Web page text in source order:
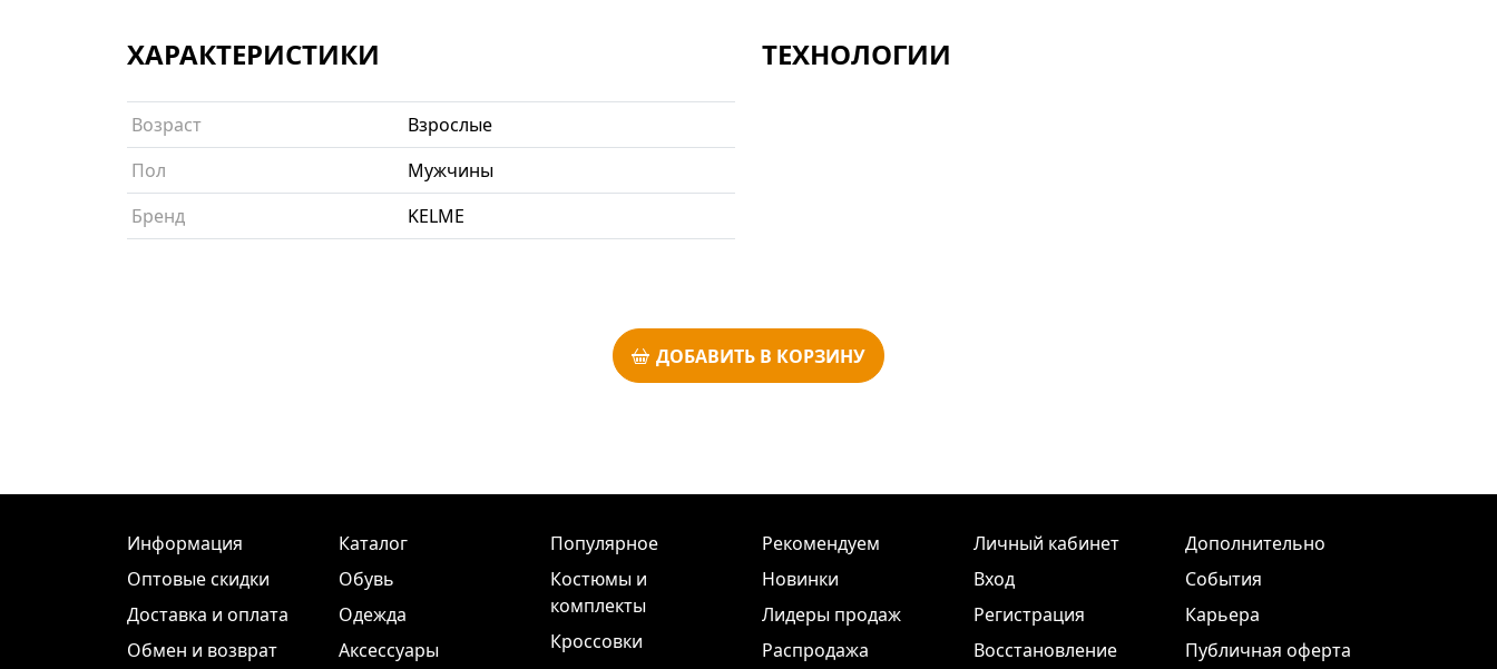
ХАРАКТЕРИСТИКИ
Возраст
Взрослые
Пол
Мужчины
Бренд
KELME
ТЕХНОЛОГИИ
ДОБАВИТЬ В КОРЗИНУ
Информация
Оптовые скидки
Доставка и оплата
Обмен и возврат
Каталог
Обувь
Одежда
Аксессуары
Популярное
Костюмы и
комплекты
Кроссовки
Рекомендуем
Новинки
Лидеры продаж
Распродажа
Личный кабинет
Вход
Регистрация
Восстановление
Дополнительно
События
Карьера
Публичная оферта